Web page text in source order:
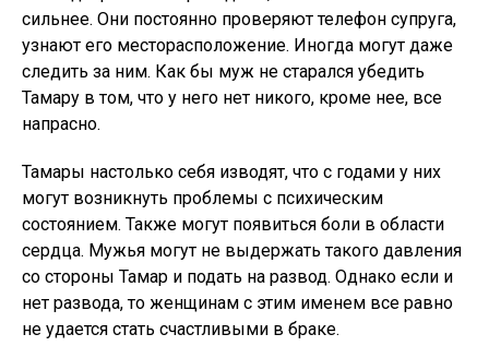
сильнее. Они постоянно проверяют телефон супруга,
узнают его месторасположение. Иногда могут даже
следить за ним. Как бы муж не старался убедить
Тамару в том, что у него нет никого, кроме нее, все
напрасно.
Тамары настолько себя изводят, что с годами у них
могут возникнуть проблемы с психическим
состоянием. Также могут появиться боли в области
сердца. Мужья могут не выдержать такого давления
со стороны Тамар и подать на развод. Однако если и
нет развода, то женщинам с этим именем все равно
не удается стать счастливыми в браке.